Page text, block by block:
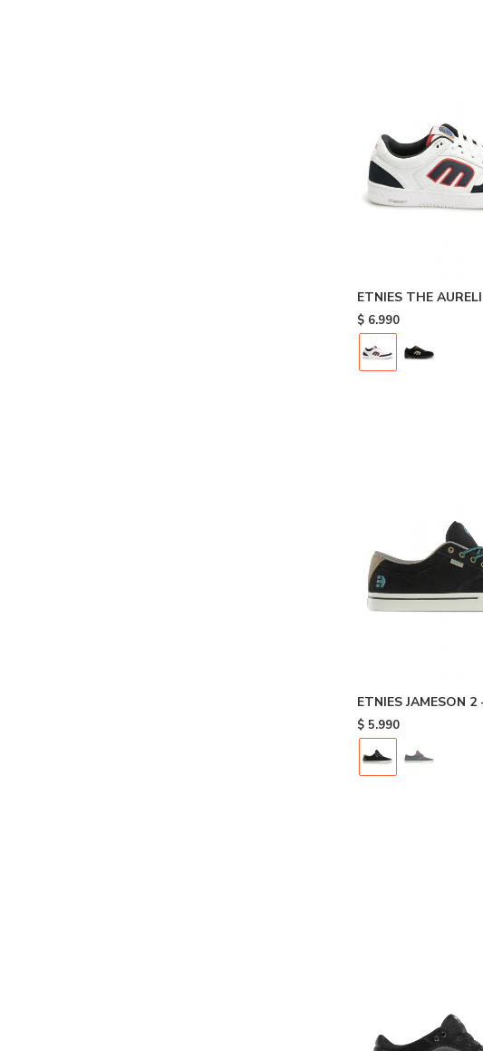
ETNIES THE
- White/black
$ 6.990
ETNIES JAMESON
$ 5.990